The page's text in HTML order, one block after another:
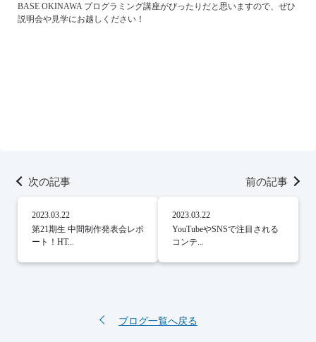
BASE OKINAWA プログラミング講座がぴったりだと思いますので、ぜひ
説明会や見学にお越しください！
次の記事
2023.03.22
第21期生 中間制作発表会レポ
ート！HT...
前の記事
2023.03.22
YouTubeやSNSで注目される
コンテ...
ブログ一覧へ戻る